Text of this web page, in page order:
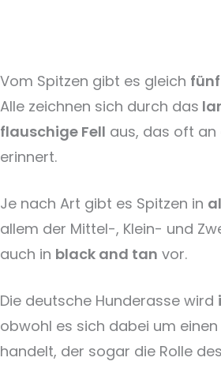
Vom Spitzen gibt es gleich
Alle zeichnen sich durch das
flauschige Fell aus, das oft an
erinnert.
Je nach Art gibt es Spitzen in
allem der Mittel-, Klein- und
auch in black and tan vor.
Die deutsche Hunderasse wird
obwohl es sich dabei um einen
handelt, der sogar die Rolle des